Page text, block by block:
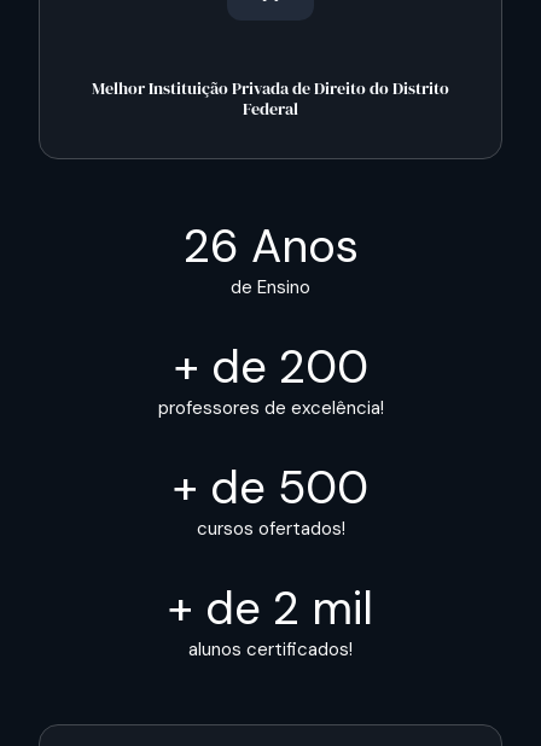
Melhor Instituição Privada de Direito do Distrito
Federal
26 Anos
de Ensino
+ de 200
professores de excelência!
+ de 500
cursos ofertados!
+ de 2 mil
alunos certificados!